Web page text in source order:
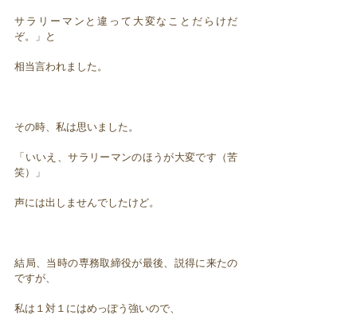
サラリーマンと違って大変なことだらけだ
ぞ。」と
相当言われました。
その時、私は思いました。
「いいえ、サラリーマンのほうが大変です（苦
笑）」
声には出しませんでしたけど。
結局、当時の専務取締役が最後、説得に来たの
ですが、
私は１対１にはめっぽう強いので、